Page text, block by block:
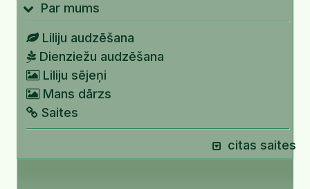
Par mums
Liliju audzēšana
Dienziežu audzēšana
Liliju sējeņi
Mans dārzs
Saites
citas saites